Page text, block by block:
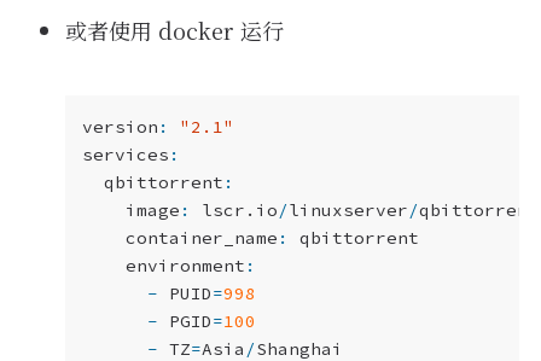
或者使用 docker 运行
version :
"2.1"
services :
qbittorrent :
image : lscr . io/linuxserver/qbittorrent
container_name :
qbittorrent
environment :
-
PUID=998
-
PGID=100
- TZ=Asia /Shanghai